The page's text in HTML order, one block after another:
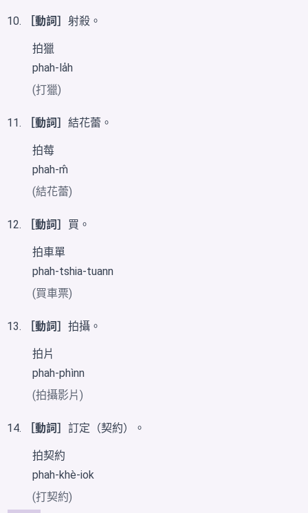
［動詞］射殺。
拍獵
phah-la̍h
(打獵)
［動詞］結花蕾。
拍莓
phah-m̂
(結花蕾)
［動詞］ 買。
拍車單
phah-tshia-tuann
(買車票)
［動詞］拍攝。
拍片
phah-phìnn
(拍攝影片)
［動詞］訂定（契約）。
拍契約
phah-khè-iok
(打契約)